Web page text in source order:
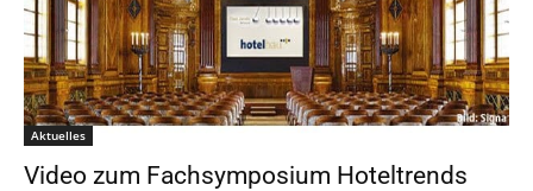
Aktuelles
Video zum Fachsymposium Hoteltrends